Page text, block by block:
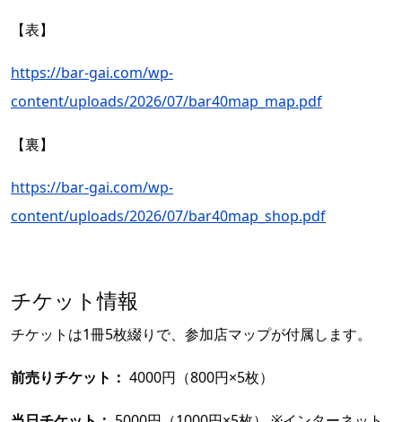
【表】
https://bar-gai.com/wp-
content/uploads/2026/07/bar40map_map.pdf
【裏】
https://bar-gai.com/wp-
content/uploads/2026/07/bar40map_shop.pdf
チケット情報
チケットは1冊5枚綴りで、参加店マップが付属します。
前売りチケット： 4000円（800円×5枚）